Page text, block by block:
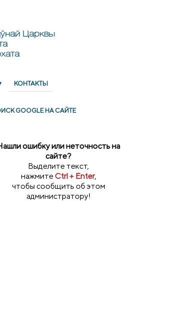
Царквы
КОНТАКТЫ
GOОGLE НА САЙТЕ
ошибку или неточность на
сайте?
Выделите текст,
нажмитеCtrl + Enter,
чтобы сообщить об этом
администратору!